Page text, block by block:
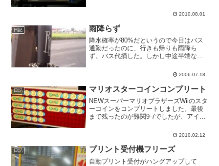
2010.08.01
日記 雨降らず
降水確率が80%だというので今日はバス
通勤だったのに、行きも帰りも雨降ら
ず。バス代損した。しかし中途半端な天
2006.07.18
日記 マリオスターコインコンプリート
NEWスーパーマリオブラザーズWiiのスタ
ーコインをコンプリートしました。最後
まで残ったのが難関9-7でしたが、アイス
2010.02.12
日記 プリント受付機フリーズ
自動プリント受付がハングアップして